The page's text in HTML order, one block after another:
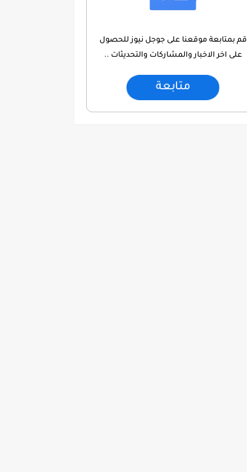
قم بمتابعة موقعنا على جوجل نيوز للحصول
على اخر الاخبار والمشاركات والتحديثات ..
متابعة